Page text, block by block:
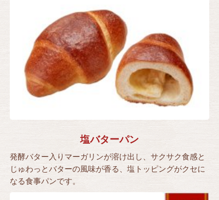
塩バターパン
発酵バター入りマーガリンが溶け出し、サクサク食感と
じゅわっとバターの風味が香る、塩トッピングがクセに
なる食事パンです。